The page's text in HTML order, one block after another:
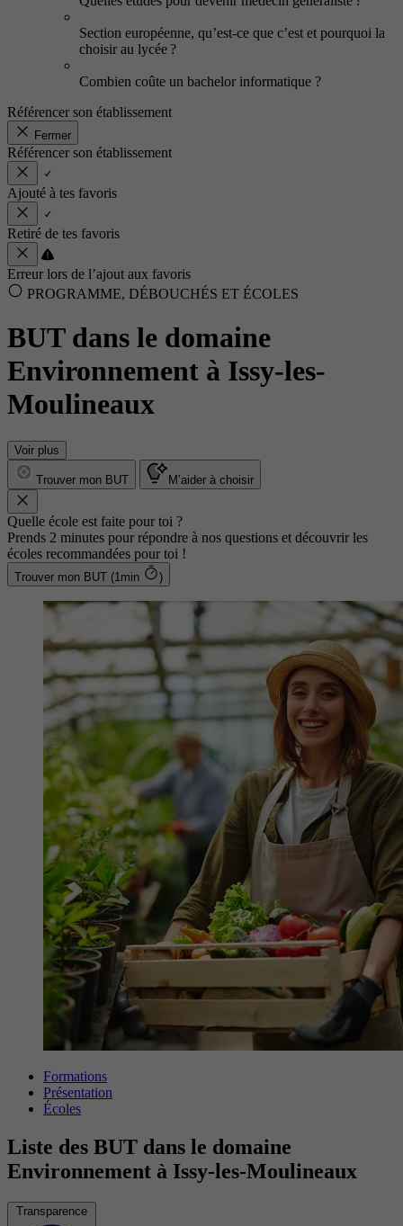
Section européenne, qu’est-ce que c’est et pourquoi la
choisir au lycée ?
Combien coûte un bachelor informatique ?
Référencer son établissement
Fermer
Référencer son établissement
Ajouté à tes favoris
Retiré de tes favoris
Erreur lors de l’ajout aux favoris
PROGRAMME, DÉBOUCHÉS ET ÉCOLES
BUT dans le domaine
Environnement à Issy-les-
Moulineaux
Voir plus
Trouver mon BUT M’aider à choisir
Quelle école est faite pour toi ?
Prends 2 minutes pour répondre à nos questions et découvrir les
écoles recommandées pour toi !
Trouver mon BUT (1min )
Formations
Présentation
Écoles
Liste des BUT dans le domaine
Environnement à Issy-les-Moulineaux
Transparence